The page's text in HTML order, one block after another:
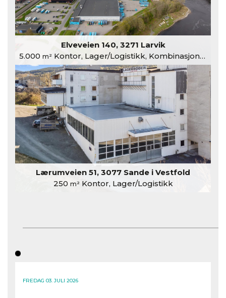
Elveveien 140, 3271 Larvik
5.000 m²Kontor, Lager/Logistikk, Kombinasjonslokaler
Lærumveien 51, 3077 Sande i Vestfold
250 m²Kontor, Lager/Logistikk
FREDAG 03. JULI 2026